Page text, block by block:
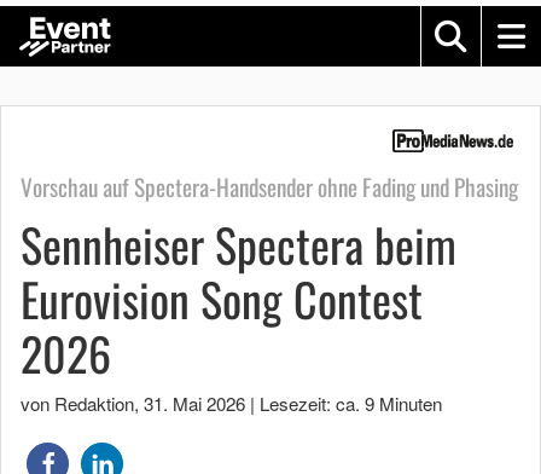
Vorschau auf Spectera-Handsender ohne Fading und Phasing
Sennheiser Spectera beim
Eurovision Song Contest
2026
von Redaktion, 31. Mai 2026 | Lesezeit: ca. 9 Minuten